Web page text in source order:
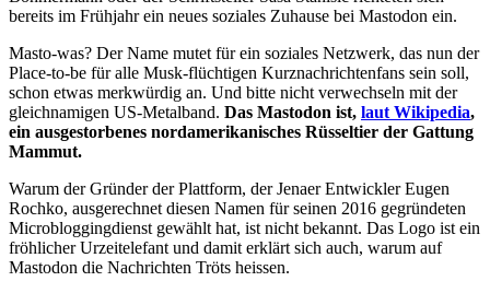
bereits im Frühjahr ein neues soziales Zuhause bei Mastodon ein.
Masto-was? Der Name mutet für ein soziales Netzwerk, das nun der
Place-to-be für alle Musk-flüchtigen Kurznachrichtenfans sein soll,
schon etwas merkwürdig an. Und bitte nicht verwechseln mit der
gleichnamigen US-Metalband. Das Mastodon ist, laut Wikipedia,
ein ausgestorbenes nordamerikanisches Rüsseltier der Gattung
Mammut.
Warum der Gründer der Plattform, der Jenaer Entwickler Eugen
Rochko, ausgerechnet diesen Namen für seinen 2016 gegründeten
Microbloggingdienst gewählt hat, ist nicht bekannt. Das Logo ist ein
fröhlicher Urzeitelefant und damit erklärt sich auch, warum auf
Mastodon die Nachrichten Tröts heissen.